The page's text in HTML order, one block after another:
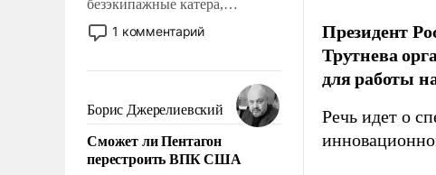
безэкипажные катера,
применение которых уже
стало обыденностью. Задача по
сложна и амбициозна. Однако
и ее реализация радикально
поднимет наши боевые
возможности.
1 комментарий
Борис Джерелиевский
Сможет ли Пентагон
перестроить ВПК США
Президент
Трутнева
для работы
Речь идет о